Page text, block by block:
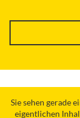
Sie sehen gerade
eigentlichen